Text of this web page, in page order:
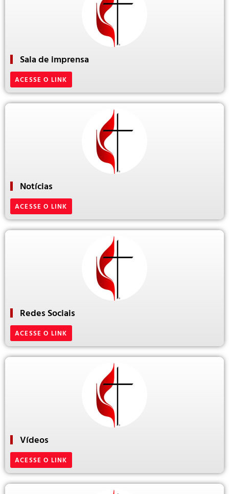
Sala de imprensa
ACESSE O LINK
Notícias
ACESSE O LINK
Redes Sociais
ACESSE O LINK
Vídeos
ACESSE O LINK